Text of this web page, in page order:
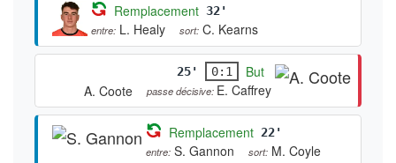
Remplacement 32'
entre: L. Healy sort: C. Kearns
25' 0:1
But
A. Coote
passe décisive: E. Caffrey
Remplacement 22'
entre: S. Gannon sort: M. Coyle